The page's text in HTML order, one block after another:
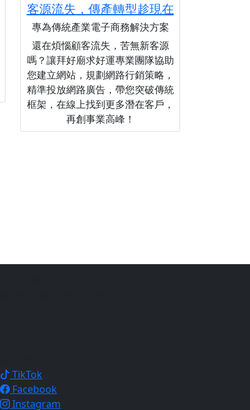
客源流失，傳產轉型趁現在
專為傳統產業電子商務解決方案
還在煩惱顧客流失，苦無新客源
嗎？讓拜好廟求好運專業團隊協助
您建立網站，規劃網路行銷策略，
精準投放網路廣告，帶您突破傳統
框架，在線上找到更多潛在客戶，
再創事業高峰！
TikTok
Facebook
Instagram